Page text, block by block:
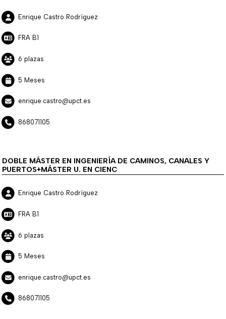
Enrique Castro Rodríguez
FRA B1
6 plazas
5 Meses
enrique.castro@upct.es
868071105
DOBLE MÁSTER EN INGENIERÍA DE CAMINOS, CANALES Y
PUERTOS+MÁSTER U. EN CIENC
Enrique Castro Rodríguez
FRA B1
6 plazas
5 Meses
enrique.castro@upct.es
868071105